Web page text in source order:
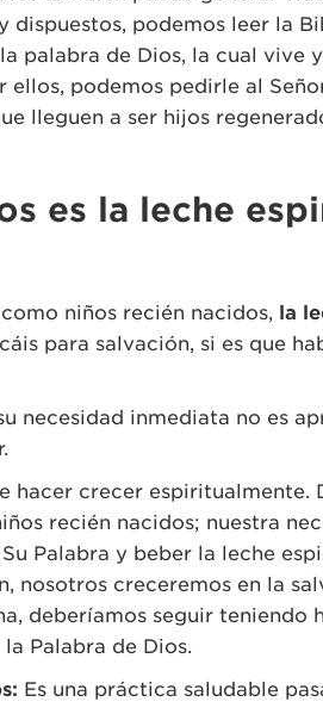
dispuestos, podemos leer la
palabra de Dios, la cual vive
ellos, podemos pedirle al
lleguen a ser hijos
es la leche
niños recién nacidos, la
para salvación, si es que
necesidad inmediata no es
hacer crecer espiritualmente.
recién nacidos; nuestra
Palabra y beber la leche
nosotros creceremos en la
deberíamos seguir teniendo
Palabra de Dios.
Es una práctica saludable